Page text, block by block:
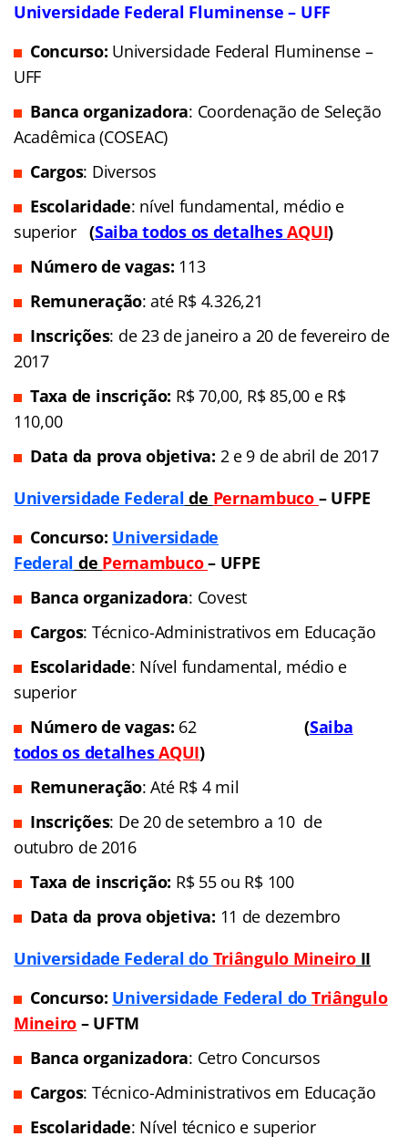
Universidade Federal Fluminense – UFF
Concurso: Universidade Federal Fluminense –
UFF
Banca organizadora: Coordenação de Seleção
Acadêmica (COSEAC)
Cargos: Diversos
Escolaridade: nível fundamental, médio e
superior (Saiba todos os detalhesAQUI)
Número de vagas: 113
Remuneração: até R$ 4.326,21
Inscrições: de 23 de janeiro a 20 de fevereiro de
2017
Taxa de inscrição: R$ 70,00, R$ 85,00 e R$
110,00
Data da prova objetiva: 2 e 9 de abril de 2017
Universidade Federal de Pernambuco – UFPE
Concurso: Universidade
Federal de Pernambuco– UFPE
Banca organizadora: Covest
Cargos: Técnico-Administrativos em Educação
Escolaridade: Nível fundamental, médio e
superior
Número de vagas: 62(Saiba
todos os detalhesAQUI)
Remuneração: Até R$ 4 mil
Inscrições: De 20 de setembro a 10 de
outubro de 2016
Taxa de inscrição: R$ 55 ou R$ 100
Data da prova objetiva: 11 de dezembro
Universidade Federal do Triângulo MineiroII
Concurso: Universidade Federal do Triângulo
Mineiro – UFTM
Banca organizadora: Cetro Concursos
Cargos: Técnico-Administrativos em Educação
Escolaridade: Nível técnico e superior